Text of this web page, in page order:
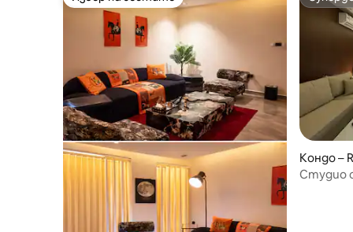
Избор на гостите
Кондо –
Студио